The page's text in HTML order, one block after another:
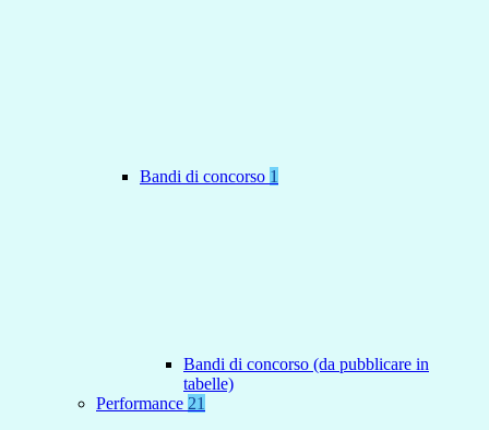
Bandi di concorso 1
Bandi di concorso (da pubblicare in
tabelle)
Performance 21